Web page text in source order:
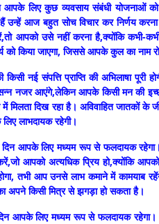
लिए कुछ व्यवसाय संबंधी योजनाओं
उन्हें आज बहुत सोच विचार कर निर्णय
आपको उसे नहीं करना है,क्योंकि कभी-कभी
को किया जाएगा, जिससे आपके कुल का नाम
नई संपत्ति प्राप्ति की अभिलाषा पूरी
नजर आएंगे,लेकिन आपके किसी मन की
मिलता दिख रहा है। अविवाहित जातकों के
लाभदायक रहेगी।
आपके लिए मध्यम रूप से फलदायक
आपको अत्यधिक प्रिय हो,क्योंकि
तभी आप उनसे लाभ कमाने में कामयाब
अपने किसी मित्र से झगड़ा हो सकता है।
आपके लिए मध्यम रूप से फलदायक रहेगा।